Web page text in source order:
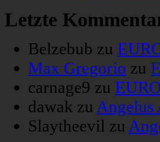
Letzte
Belzebub zu
Max Gregorio zu
carnage9 zu
dawak zu Angelus
Slaytheevil zu